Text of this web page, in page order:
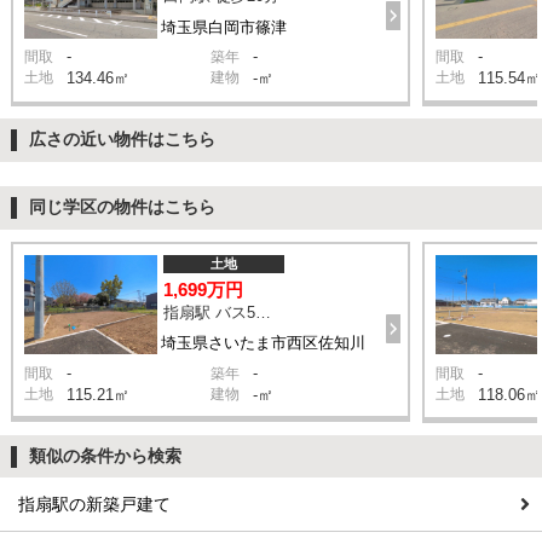
埼玉県白岡市篠津
間取 - 築年 -
土地 134.46㎡ 建物 -㎡
間取 -
土地 115.54㎡
広さの近い物件はこちら
同じ学区の物件はこちら
埼玉県さいたま市西区佐知川
土地
1,699万円
間取 - 築年 -
土地 115.21㎡ 建物 -㎡
間取 -
土地 118.06㎡
類似の条件から検索
指扇駅の新築戸建て